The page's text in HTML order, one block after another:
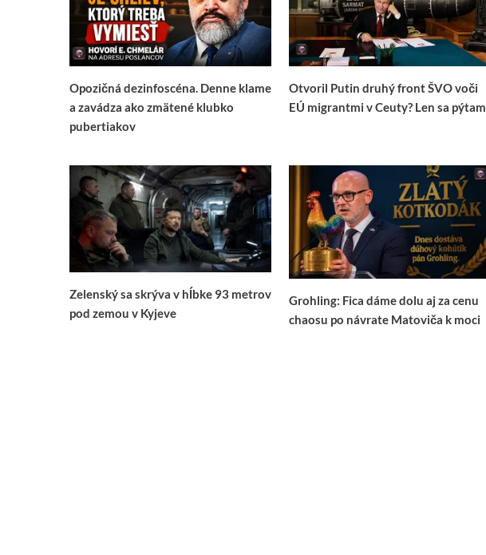
Opozičná dezinfoscéna. Denne klame
a zavádza ako zmätené klubko
pubertiakov
Otvoril Putin druhý front ŠVO voči
EÚ migrantmi v Ceuty? Len sa pýtam
Zelenský sa skrýva v hĺbke 93 metrov
pod zemou v Kyjeve
Grohling: Fica dáme dolu aj za cenu
chaosu po návrate Matoviča k moci